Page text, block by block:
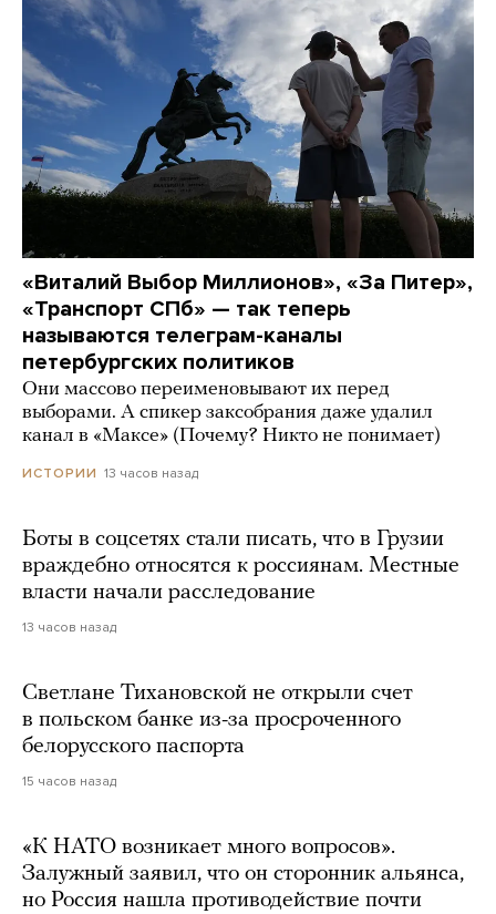
«Виталий Выбор Миллионов», «За Питер»,
«Транспорт СПб» — так теперь
называются телеграм-каналы
петербургских политиков
Они массово переименовывают их перед
выборами. А спикер заксобрания даже удалил
канал в «Максе» (Почему? Никто не понимает)
ИСТОРИИ 13 часов назад
Боты в соцсетях стали писать, что в Грузии
враждебно относятся к россиянам. Местные
власти начали расследование
13 часов назад
Светлане Тихановской не открыли счет
в польском банке из-за просроченного
белорусского паспорта
15 часов назад
«К НАТО возникает много вопросов».
Залужный заявил, что он сторонник альянса,
но Россия нашла противодействие почти